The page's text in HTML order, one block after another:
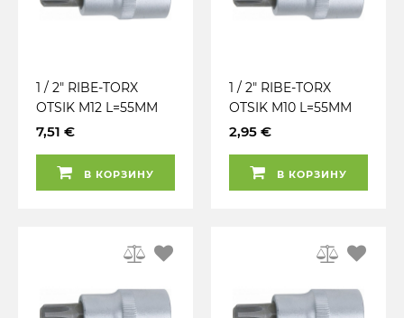
1 / 2" RIBE-TORX
OTSIK M12 L=55MM
KS TOOLS
7,51 €
В КОРЗИНУ
1 / 2" RIBE-TORX
OTSIK M10 L=55MM
KS TOOLS
2,95 €
В КОРЗИНУ